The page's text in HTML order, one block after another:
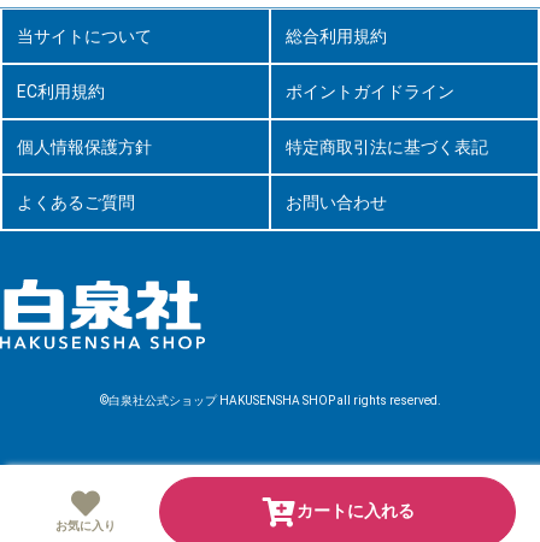
お気に入り
カートに入れる
当サイトについて 総合利用規約
EC利用規約 ポイントガイドライン
個人情報保護方針 特定商取引法に基づく表記
よくあるご質問 お問い合わせ
©白泉社公式ショップ HAKUSENSHA SHOP all rights reserved.